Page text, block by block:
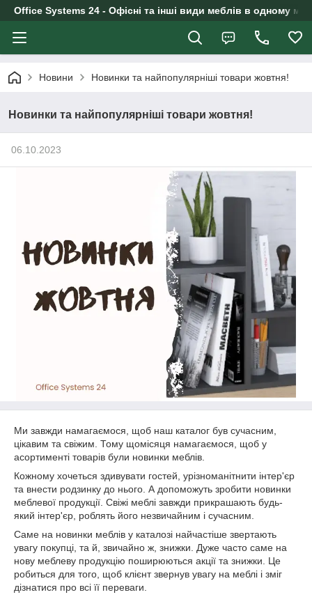
Office Systems 24 - Офісні та інші види меблів в одному
Новини Новинки та найпопулярніші товари жовтня!
Новинки та найпопулярніші товари жовтня!
06.10.2023
Ми завжди намагаємося, щоб наш каталог був сучасним,
цікавим та свіжим. Тому щомісяця намагаємося, щоб у
асортименті товарів були новинки меблів.
Кожному хочеться здивувати гостей, урізноманітнити інтер'єр
та внести родзинку до нього. А допоможуть зробити новинки
меблевої продукції. Свіжі меблі завжди прикрашають будь-
який інтер'єр, роблять його незвичайним і сучасним.
Саме на новинки меблів у каталозі найчастіше звертають
увагу покупці, та й, звичайно ж, знижки. Дуже часто саме на
нову меблеву продукцію поширюються акції та знижки. Це
робиться для того, щоб клієнт звернув увагу на меблі і зміг
дізнатися про всі її переваги.